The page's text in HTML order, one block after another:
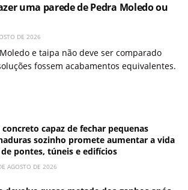
uma parede de Pedra Moledo ou
DE 2026
e taipa não deve ser comparado
fossem acabamentos equivalentes.
concreto capaz de fechar pequenas
sozinho promete aumentar a vida
pontes, túneis e edifícios
AGOSTO DE 2026